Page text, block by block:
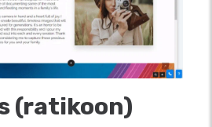
(ratikoon)